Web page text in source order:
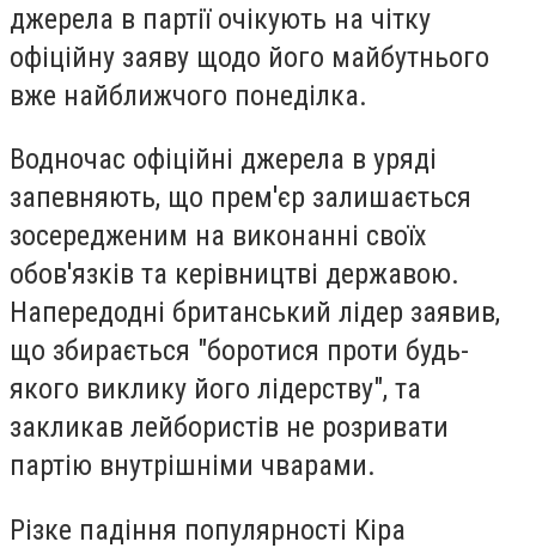
джерела в партії очікують на чітку
офіційну заяву щодо його майбутнього
вже найближчого понеділка.
Водночас офіційні джерела в уряді
запевняють, що прем'єр залишається
зосередженим на виконанні своїх
обов'язків та керівництві державою.
Напередодні британський лідер заявив,
що збирається "боротися проти будь-
якого виклику його лідерству", та
закликав лейбористів не розривати
партію внутрішніми чварами.
Різке падіння популярності Кіра